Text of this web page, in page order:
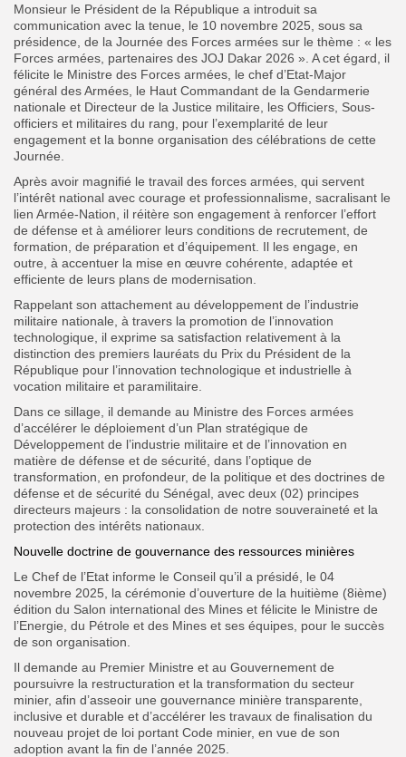
Monsieur le Président de la République a introduit sa
communication avec la tenue, le 10 novembre 2025, sous sa
présidence, de la Journée des Forces armées sur le thème : « les
Forces armées, partenaires des JOJ Dakar 2026 ». A cet égard, il
félicite le Ministre des Forces armées, le chef d’Etat-Major
général des Armées, le Haut Commandant de la Gendarmerie
nationale et Directeur de la Justice militaire, les Officiers, Sous-
officiers et militaires du rang, pour l’exemplarité de leur
engagement et la bonne organisation des célébrations de cette
Journée.
Après avoir magnifié le travail des forces armées, qui servent
l’intérêt national avec courage et professionnalisme, sacralisant le
lien Armée-Nation, il réitère son engagement à renforcer l’effort
de défense et à améliorer leurs conditions de recrutement, de
formation, de préparation et d’équipement. Il les engage, en
outre, à accentuer la mise en œuvre cohérente, adaptée et
efficiente de leurs plans de modernisation.
Rappelant son attachement au développement de l’industrie
militaire nationale, à travers la promotion de l’innovation
technologique, il exprime sa satisfaction relativement à la
distinction des premiers lauréats du Prix du Président de la
République pour l’innovation technologique et industrielle à
vocation militaire et paramilitaire.
Dans ce sillage, il demande au Ministre des Forces armées
d’accélérer le déploiement d’un Plan stratégique de
Développement de l’industrie militaire et de l’innovation en
matière de défense et de sécurité, dans l’optique de
transformation, en profondeur, de la politique et des doctrines de
défense et de sécurité du Sénégal, avec deux (02) principes
directeurs majeurs : la consolidation de notre souveraineté et la
protection des intérêts nationaux.
Nouvelle doctrine de gouvernance des ressources minières
Le Chef de l’Etat informe le Conseil qu’il a présidé, le 04
novembre 2025, la cérémonie d’ouverture de la huitième (8ième)
édition du Salon international des Mines et félicite le Ministre de
l’Energie, du Pétrole et des Mines et ses équipes, pour le succès
de son organisation.
Il demande au Premier Ministre et au Gouvernement de
poursuivre la restructuration et la transformation du secteur
minier, afin d’asseoir une gouvernance minière transparente,
inclusive et durable et d’accélérer les travaux de finalisation du
nouveau projet de loi portant Code minier, en vue de son
adoption avant la fin de l’année 2025.